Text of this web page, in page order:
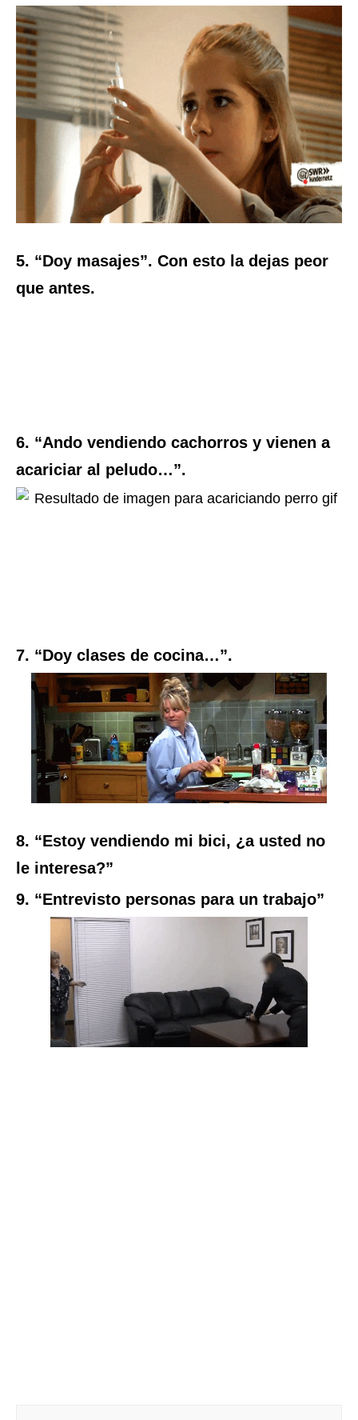
5. “Doy masajes”. Con esto la dejas peor
que antes.
6. “Ando vendiendo cachorros y vienen a
acariciar al peludo…”.
7. “Doy clases de cocina…”.
8. “Estoy vendiendo mi bici, ¿a usted no
le interesa?”
9. “Entrevisto personas para un trabajo”